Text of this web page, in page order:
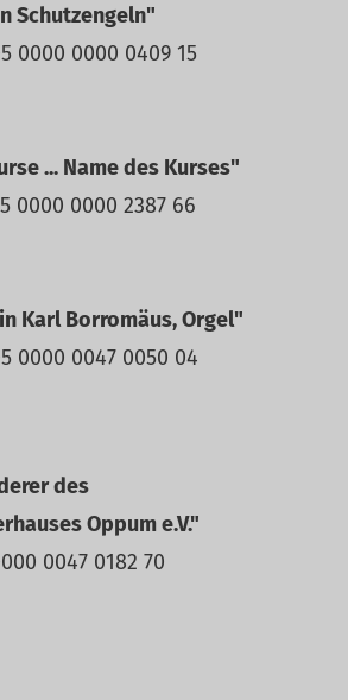
Schutzengeln"
0000 0000 0409 15
... Name des Kurses"
0000 0000 2387 66
Karl Borromäus, Orgel"
0000 0047 0050 04
des
Oppum e.V."
0047 0182 70